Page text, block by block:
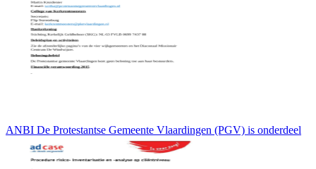
ANBI De Protestantse Gemeente Vlaardingen (PGV) is onderdeel